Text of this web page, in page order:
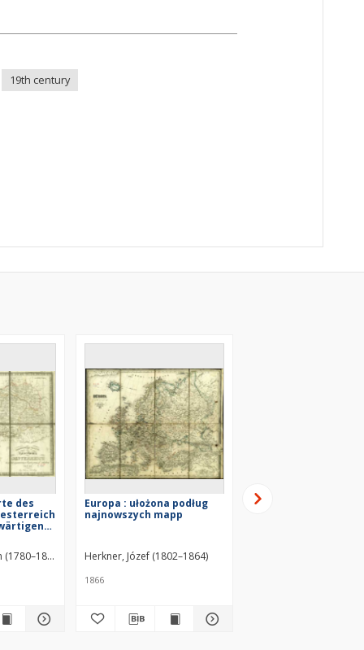
19th century
des
Europa : ułożona podług
najnowszych mapp
Herkner, Józef (1802–1864)
1866
Mittel-Europa oder